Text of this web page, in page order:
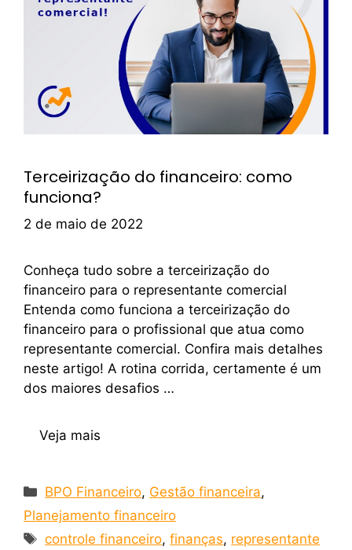
Terceirização do financeiro: como
funciona?
2 de maio de 2022
Conheça tudo sobre a terceirização do
financeiro para o representante comercial
Entenda como funciona a terceirização do
financeiro para o profissional que atua como
representante comercial. Confira mais detalhes
neste artigo! A rotina corrida, certamente é um
dos maiores desafios …
Veja mais
BPO Financeiro, Gestão financeira,
Planejamento financeiro
controle financeiro,finanças, representante